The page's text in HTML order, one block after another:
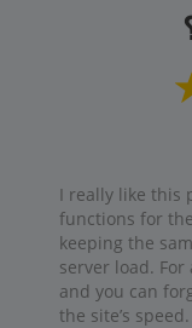
I really like this
functions for
keeping the
server load.
and you can
the site’s